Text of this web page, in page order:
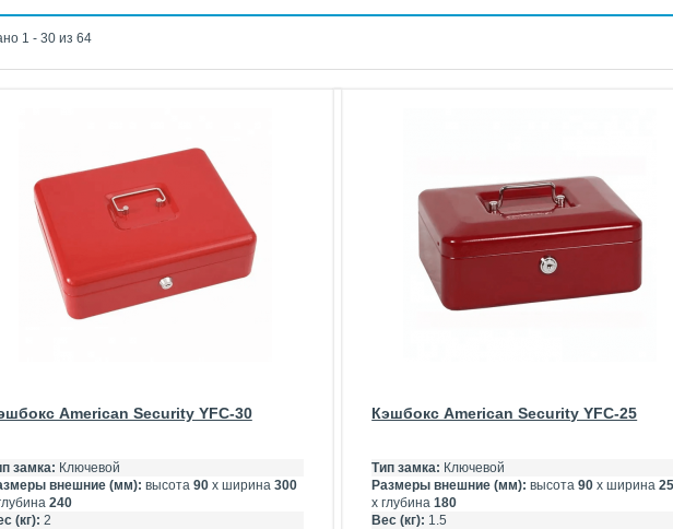
1 - 30 из 64
American Security YFC-30
замка: Ключевой
внешние (мм): высота 90х ширина 300
240
(кг): 2
Кэшбокс American Security YFC-25
Тип замка: Ключевой
Размеры внешние (мм): высота90 х ширина
х глубина180
Вес (кг): 1.5